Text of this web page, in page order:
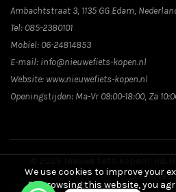
Ambachtstraat 3, 1135 GG Edam,
Tel: 085-2380101
Mobiel: 06-24814853
E-mail: info@nieuwefiets-kopen.nl
Website: www.nieuwefiets-kopen.nl
Openingstijden: Ma-Vr 09:00-18:00, Za
reserved
We use cookies to improve your
By browsing this website, you